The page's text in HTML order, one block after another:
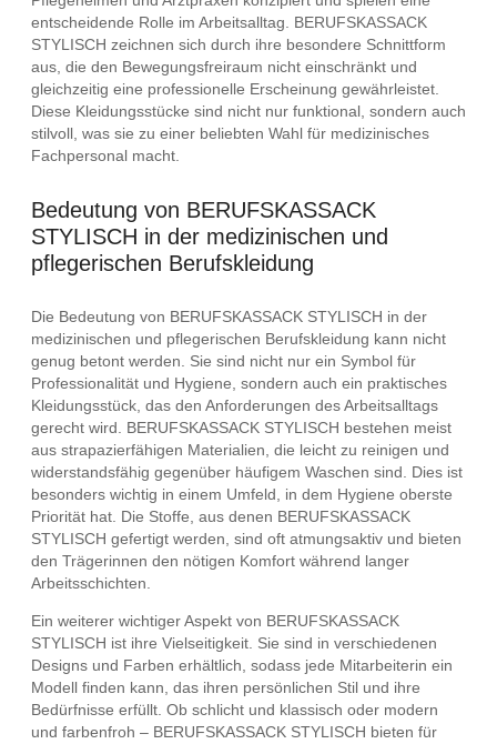
entscheidende Rolle im Arbeitsalltag. BERUFSKASSACK
STYLISCH zeichnen sich durch ihre besondere Schnittform
aus, die den Bewegungsfreiraum nicht einschränkt und
gleichzeitig eine professionelle Erscheinung gewährleistet.
Diese Kleidungsstücke sind nicht nur funktional, sondern auch
stilvoll, was sie zu einer beliebten Wahl für medizinisches
Fachpersonal macht.
Bedeutung von BERUFSKASSACK
STYLISCH in der medizinischen und
pflegerischen Berufskleidung
Die Bedeutung von BERUFSKASSACK STYLISCH in der
medizinischen und pflegerischen Berufskleidung kann nicht
genug betont werden. Sie sind nicht nur ein Symbol für
Professionalität und Hygiene, sondern auch ein praktisches
Kleidungsstück, das den Anforderungen des Arbeitsalltags
gerecht wird. BERUFSKASSACK STYLISCH bestehen meist
aus strapazierfähigen Materialien, die leicht zu reinigen und
widerstandsfähig gegenüber häufigem Waschen sind. Dies ist
besonders wichtig in einem Umfeld, in dem Hygiene oberste
Priorität hat. Die Stoffe, aus denen BERUFSKASSACK
STYLISCH gefertigt werden, sind oft atmungsaktiv und bieten
den Trägerinnen den nötigen Komfort während langer
Arbeitsschichten.
Ein weiterer wichtiger Aspekt von BERUFSKASSACK
STYLISCH ist ihre Vielseitigkeit. Sie sind in verschiedenen
Designs und Farben erhältlich, sodass jede Mitarbeiterin ein
Modell finden kann, das ihren persönlichen Stil und ihre
Bedürfnisse erfüllt. Ob schlicht und klassisch oder modern
und farbenfroh – BERUFSKASSACK STYLISCH bieten für